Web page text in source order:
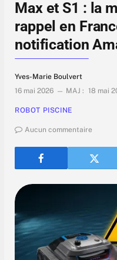
Max et S1 : la
rappel en
notification
Yves-Marie Boulvert
16 mai 2026
MAJ : 18 mai
ROBOT PISCINE
Aucun commentaire